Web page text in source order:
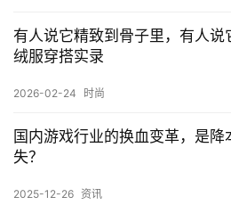
有人说它精致到骨子里，有人说
绒服穿搭实录
2026-02-24 时尚
国内游戏行业的换血变革，是
失？
2025-12-26 资讯